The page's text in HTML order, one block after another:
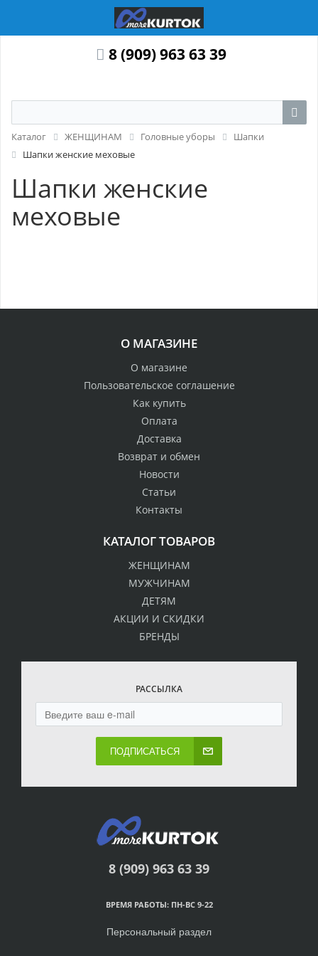
8 (909) 963 63 39
Каталог ЖЕНЩИНАМ Головные уборы
Шапки
Шапки женские меховые
Шапки женские
меховые
О МАГАЗИНЕ
О магазине
Пользовательское соглашение
Как купить
Оплата
Доставка
Возврат и обмен
Новости
Статьи
Контакты
КАТАЛОГ ТОВАРОВ
ЖЕНЩИНАМ
МУЖЧИНАМ
ДЕТЯМ
АКЦИИ И СКИДКИ
БРЕНДЫ
РАССЫЛКА
ПОДПИСАТЬСЯ
8 (909) 963 63 39
ВРЕМЯ РАБОТЫ: ПН-ВС 9-22
Персональный раздел